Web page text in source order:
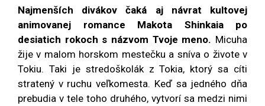
Najmenších divákov čaká aj návrat kultovej
animovanej romance Makota Shinkaia po
desiatich rokoch s názvom Tvoje meno. Micuha
žije v malom horskom mestečku a sníva o živote v
Tokiu. Taki je stredoškolák z Tokia, ktorý sa cíti
stratený v ruchu veľkomesta. Keď sa jedného dňa
prebudia v tele toho druhého, vytvorí sa medzi nimi